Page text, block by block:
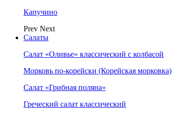
Капучино
Prev Next
Салаты
Салат «Оливье» классический с колбасой
Морковь по-корейски (Корейская морковка)
Салат «Грибная поляна»
Греческий салат классический